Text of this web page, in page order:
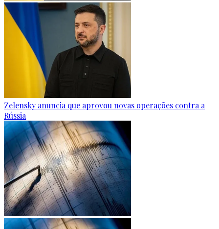
Zelensky anuncia que aprovou novas operações contra a
Rússia